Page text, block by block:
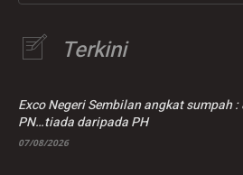
Terkini
Exco Negeri Sembilan angkat sumpah :
PN…tiada daripada PH
07/08/2026